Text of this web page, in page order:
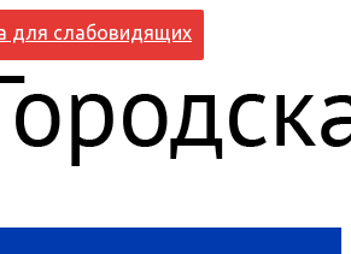
для слабовидящих